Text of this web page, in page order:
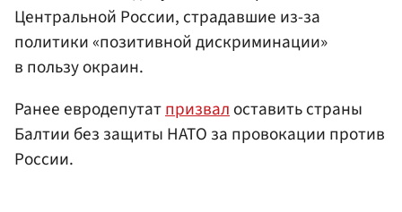
Центральной России, страдавшие из-за
политики «позитивной дискриминации»
в пользу окраин.
Ранее евродепутатпризвалоставить страны
Балтии без защиты НАТО за провокации против
России.